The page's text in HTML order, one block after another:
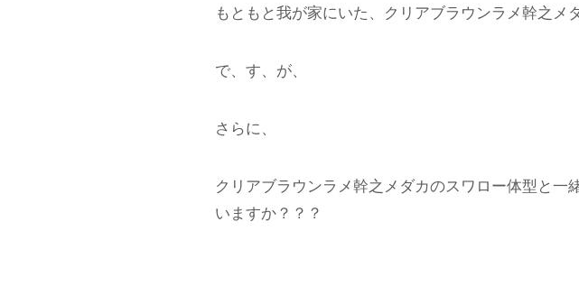
もともと我が家にいた、クリアブラウンラメ幹之メ
で、す、が、
さらに、
クリアブラウンラメ幹之メダカのスワロー体型と
いますか？？？